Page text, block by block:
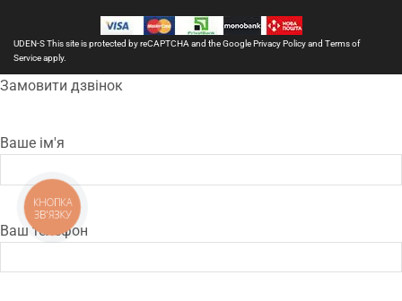
UDEN-S This site is protected by reCAPTCHA and the GooglePrivacy Policyand Terms of
Serviceapply.
Замовити дзвінок
Ваше ім'я
Ваш телефон
КНОПКА
ЗВ'ЯЗКУ